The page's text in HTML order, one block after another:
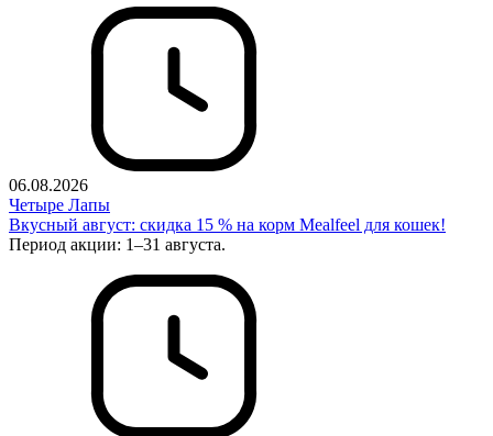
06.08.2026
Четыре Лапы
Вкусный август: скидка 15 % на корм Mealfeel для кошек!
Период акции: 1–31 августа.